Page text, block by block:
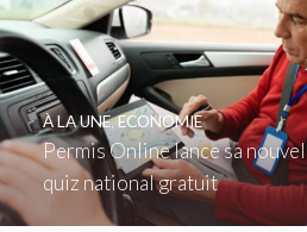
Permis Online lance sa
quiz national gratuit
À LA UNE,ECONOMIE